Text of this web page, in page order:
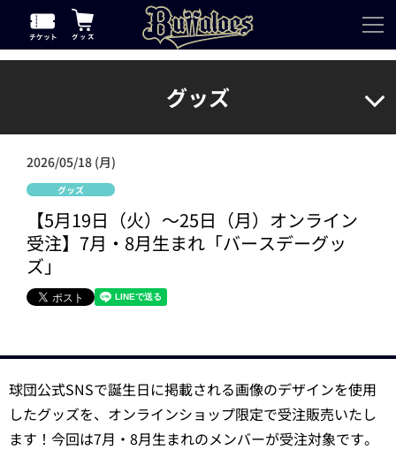
グッズ
2026/05/18 (月)
グッズ
【5月19日（火）～25日（月）オンライン
受注】7月・8月生まれ「バースデーグッ
ズ」
球団公式SNSで誕生日に掲載される画像のデザインを使用
したグッズを、オンラインショップ限定で受注販売いたし
ます！今回は7月・8月生まれのメンバーが受注対象です。